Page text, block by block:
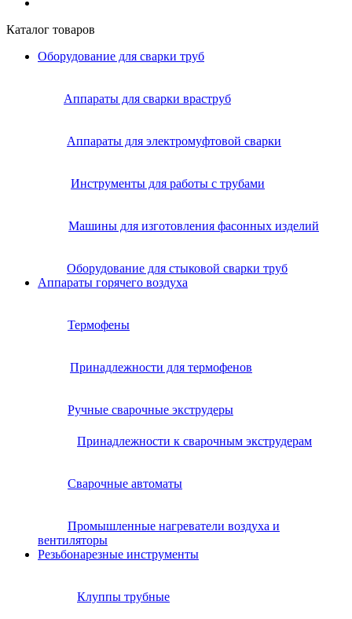
Каталог товаров
Оборудование для сварки труб
Аппараты для сварки враструб
Аппараты для электромуфтовой сварки
Инструменты для работы с трубами
Машины для изготовления фасонных изделий
Оборудование для стыковой сварки труб
Аппараты горячего воздуха
Термофены
Принадлежности для термофенов
Ручные сварочные экструдеры
Принадлежности к сварочным экструдерам
Сварочные автоматы
Промышленные нагреватели воздуха и
вентиляторы
Резьбонарезные инструменты
Клуппы трубные